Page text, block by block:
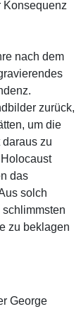
Konsequenz
nach dem
zurück,
um die
zu
das
solch
zu beklagen
George